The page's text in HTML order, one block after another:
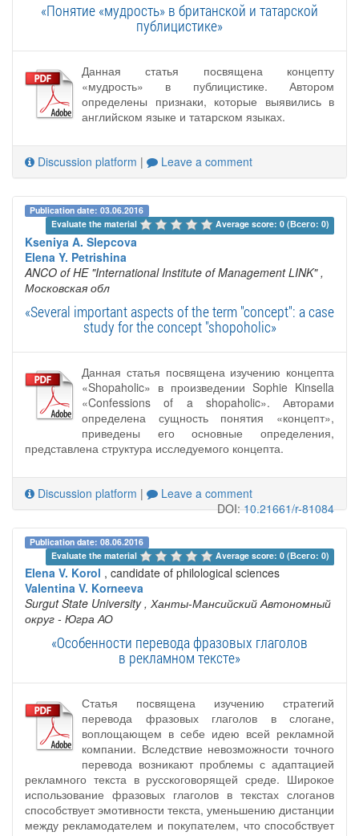
«Понятие «мудрость» в британской и татарской
публицистике»
Данная статья посвящена концепту
«мудрость» в публицистике. Автором
определены признаки, которые выявились в
английском языке и татарском языках.
Discussion platform | Leave a comment
Publication date: 03.06.2016
Evaluate the material
Average score: 0 (Всего: 0)
Kseniya A. Slepcova
Elena Y. Petrishina
ANCO of HE "International Institute of Management LINK" ,
Московская обл
«Several important aspects of the term "concept": a case
study for the concept "shopoholic»
Данная статья посвящена изучению концепта
«Shopaholic» в произведении Sophie Kinsella
«Confessions of a shopaholic». Авторами
определена сущность понятия «концепт»,
приведены его основные определения,
представлена структура исследуемого концепта.
Discussion platform |
Leave a comment
DOI:10.21661/r-81084
Publication date: 08.06.2016
Evaluate the material
Average score: 0 (Всего: 0)
Elena V. Korol , candidate of philological sciences
Valentina V. Korneeva
Surgut State University , Ханты-Мансийский Автономный
округ - Югра АО
«Особенности перевода фразовых глаголов
в рекламном тексте»
Статья посвящена изучению стратегий
перевода фразовых глаголов в слогане,
воплощающем в себе идею всей рекламной
компании. Вследствие невозможности точного
перевода возникают проблемы с адаптацией
рекламного текста в русскоговорящей среде. Широкое
использование фразовых глаголов в текстах слоганов
способствует эмотивности текста, уменьшению дистанции
между рекламодателем и покупателем, что способствует